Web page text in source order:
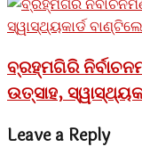
ବ୍ରହ୍ମଗିରି
ଉତ୍ସାହ,
Leave a Reply